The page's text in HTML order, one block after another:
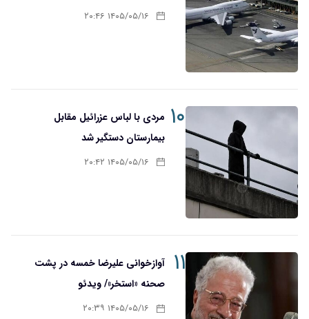
۱۴۰۵/۰۵/۱۶ ۲۰:۴۶
۱۰ مردی با لباس عزرائیل مقابل
بیمارستان دستگیر شد
۱۴۰۵/۰۵/۱۶ ۲۰:۴۲
۱۱
آوازخوانی علیرضا خمسه در پشت
صحنه «استخر»/ ویدئو
۱۴۰۵/۰۵/۱۶ ۲۰:۳۹